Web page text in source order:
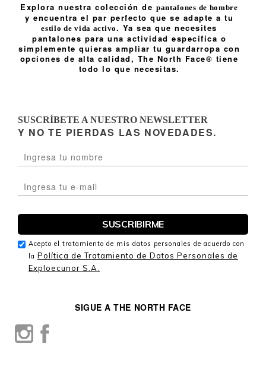
Explora nuestra colección de pantalones de hombre
y encuentra el par perfecto que se adapte a tu
estilo de vida activo. Ya sea que necesites
pantalones para una actividad específica o
simplemente quieras ampliar tu guardarropa con
opciones de alta calidad, The North Face® tiene
todo lo que necesitas.
SIGUE A THE NORTH FACE
SUSCRÍBETE A NUESTRO NEWSLETTER
Y NO TE PIERDAS LAS NOVEDADES.
Acepto el tratamiento de mis datos personales de acuerdo con
la Política de Tratamiento de Datos Personales de
Exploecunor S.A.